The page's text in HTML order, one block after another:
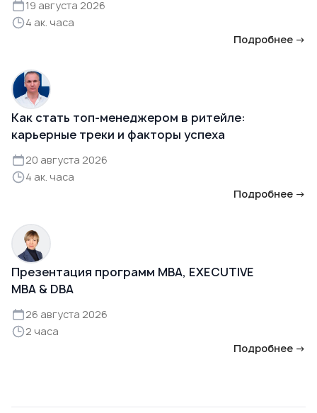
19 августа 2026
4 ак. часа
Подробнее →
Как стать топ-менеджером в ритейле:
карьерные треки и факторы успеха
20 августа 2026
4 ак. часа
Подробнее →
Презентация программ MBA, EXECUTIVE
MBA & DBA
26 августа 2026
2 часа
Подробнее →